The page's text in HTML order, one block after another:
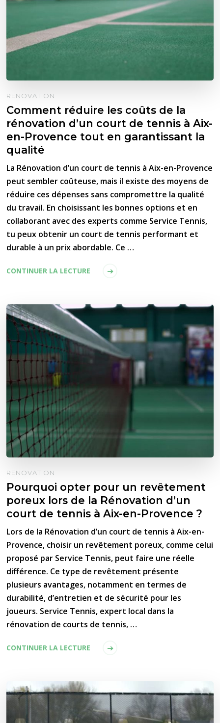
RENOVATION
Comment réduire les coûts de la
rénovation d’un court de tennis à Aix-
en-Provence tout en garantissant la
qualité
La Rénovation d’un court de tennis à Aix-en-Provence
peut sembler coûteuse, mais il existe des moyens de
réduire ces dépenses sans compromettre la qualité
du travail. En choisissant les bonnes options et en
collaborant avec des experts comme Service Tennis,
tu peux obtenir un court de tennis performant et
durable à un prix abordable. Ce …
CONTINUER LA LECTURE
RENOVATION
Pourquoi opter pour un revêtement
poreux lors de la Rénovation d’un
court de tennis à Aix-en-Provence ?
Lors de la Rénovation d’un court de tennis à Aix-en-
Provence, choisir un revêtement poreux, comme celui
proposé par Service Tennis, peut faire une réelle
différence. Ce type de revêtement présente
plusieurs avantages, notamment en termes de
durabilité, d’entretien et de sécurité pour les
joueurs. Service Tennis, expert local dans la
rénovation de courts de tennis, …
CONTINUER LA LECTURE